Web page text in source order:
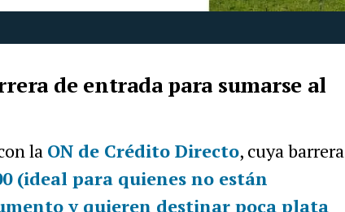
de entrada para sumarse al
la ON de Crédito Directo, cuya barrera
(ideal para quienes no están
y quieren destinar poca plata